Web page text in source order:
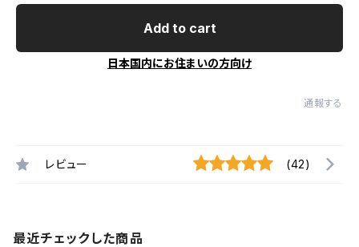
Add to cart
日本国内にお住まいの方向け
通報する
レビュー (42)
最近チェックした商品